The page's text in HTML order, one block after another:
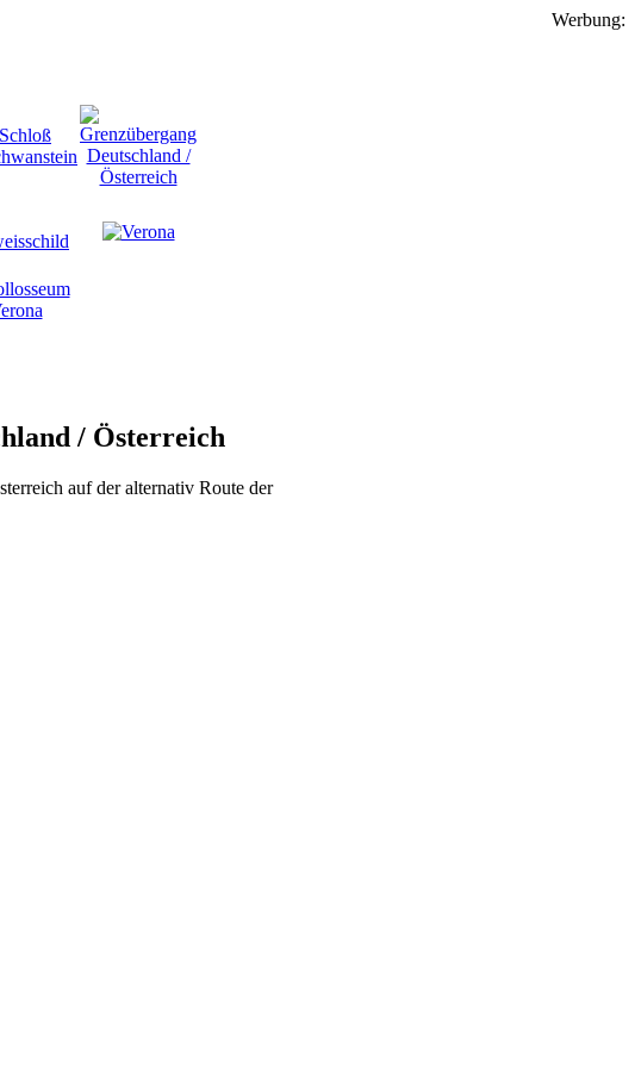
Werbung:
/ Österreich
auf der alternativ Route der